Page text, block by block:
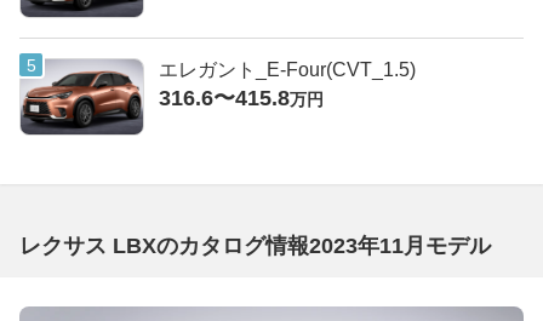
エレガント_E-Four(CVT_1.5)
316.6〜415.8万円
レクサス LBXのカタログ情報2023年11月モデル